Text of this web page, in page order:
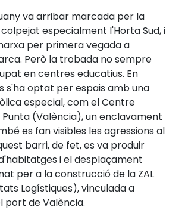
va arribar marcada per la
colpejat especialment l'Horta Sud, i
per primera vegada a
Però la trobada no sempre
en centres educatius. En
s'ha optat per espais amb una
especial, com el Centre
Punta (València), un enclavament
es fan visibles les agressions al
barri, de fet, es va produir
i el desplaçament
per a la construcció de la ZAL
Logístiques), vinculada a
port de València.